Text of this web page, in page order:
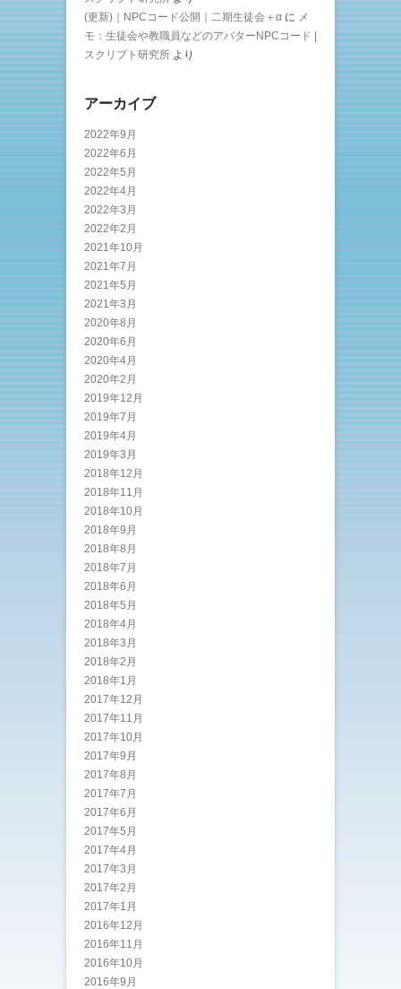
(更新)｜NPCコード公開｜二期生徒会＋α に メ
モ：生徒会や教職員などのアバターNPCコード |
スクリプト研究所 より
アーカイブ
2022年9月
2022年6月
2022年5月
2022年4月
2022年3月
2022年2月
2021年10月
2021年7月
2021年5月
2021年3月
2020年8月
2020年6月
2020年4月
2020年2月
2019年12月
2019年7月
2019年4月
2019年3月
2018年12月
2018年11月
2018年10月
2018年9月
2018年8月
2018年7月
2018年6月
2018年5月
2018年4月
2018年3月
2018年2月
2018年1月
2017年12月
2017年11月
2017年10月
2017年9月
2017年8月
2017年7月
2017年6月
2017年5月
2017年4月
2017年3月
2017年2月
2017年1月
2016年12月
2016年11月
2016年10月
2016年9月